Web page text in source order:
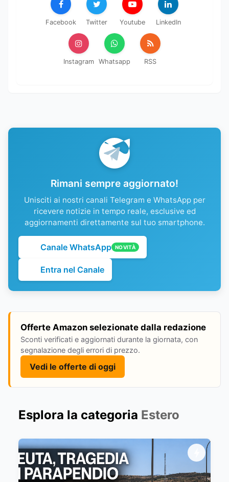
Facebook Twitter Youtube LinkedIn
Instagram Whatsapp RSS
Rimani sempre aggiornato!
Unisciti ai nostri canali Telegram e WhatsApp per
ricevere notizie in tempo reale, esclusive ed
aggiornamenti direttamente sul tuo smartphone.
Canale WhatsApp NOVITÀ
Entra nel Canale
Offerte Amazon selezionate dalla redazione
Sconti verificati e aggiornati durante la giornata, con
segnalazione degli errori di prezzo.
Vedi le offerte di oggi
Esplora la categoria Estero